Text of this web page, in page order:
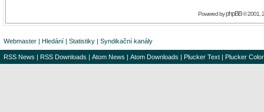
Powered byphpBB© 2001,
Webmaster | Hledání | Statistiky | Syndikační kanály
RSS News | RSS Downloads | Atom News | Atom Downloads | Plucker Text | Plucker Color